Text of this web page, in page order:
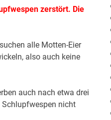
zerstört. Die
alle Motten-Eier
also auch keine
auch nach etwa drei
Schlupfwespen nicht